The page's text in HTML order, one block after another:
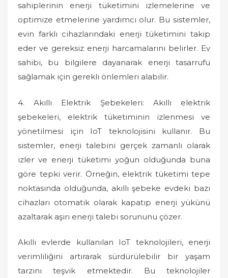
sahiplerinin enerji tüketimini izlemelerine ve
optimize etmelerine yardımcı olur. Bu sistemler,
evin farklı cihazlarındaki enerji tüketimini takip
eder ve gereksiz enerji harcamalarını belirler. Ev
sahibi, bu bilgilere dayanarak enerji tasarrufu
sağlamak için gerekli önlemleri alabilir.
4. Akıllı Elektrik Şebekeleri: Akıllı elektrik
şebekeleri, elektrik tüketiminin izlenmesi ve
yönetilmesi için IoT teknolojisini kullanır. Bu
sistemler, enerji talebini gerçek zamanlı olarak
izler ve enerji tüketimi yoğun olduğunda buna
göre tepki verir. Örneğin, elektrik tüketimi tepe
noktasında olduğunda, akıllı şebeke evdeki bazı
cihazları otomatik olarak kapatıp enerji yükünü
azaltarak aşırı enerji talebi sorununu çözer.
Akıllı evlerde kullanılan IoT teknolojileri, enerji
verimliliğini artırarak sürdürülebilir bir yaşam
tarzını teşvik etmektedir. Bu teknolojiler